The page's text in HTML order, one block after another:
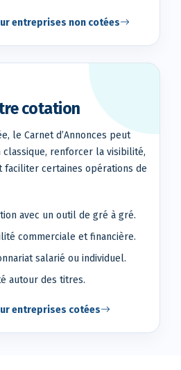
entreprises non cotées
cotation
le Carnet d’Annonces peut
renforcer la visibilité,
certaines opérations de
avec un outil de gré à gré.
commerciale et financière.
salarié ou individuel.
autour des titres.
entreprises cotées